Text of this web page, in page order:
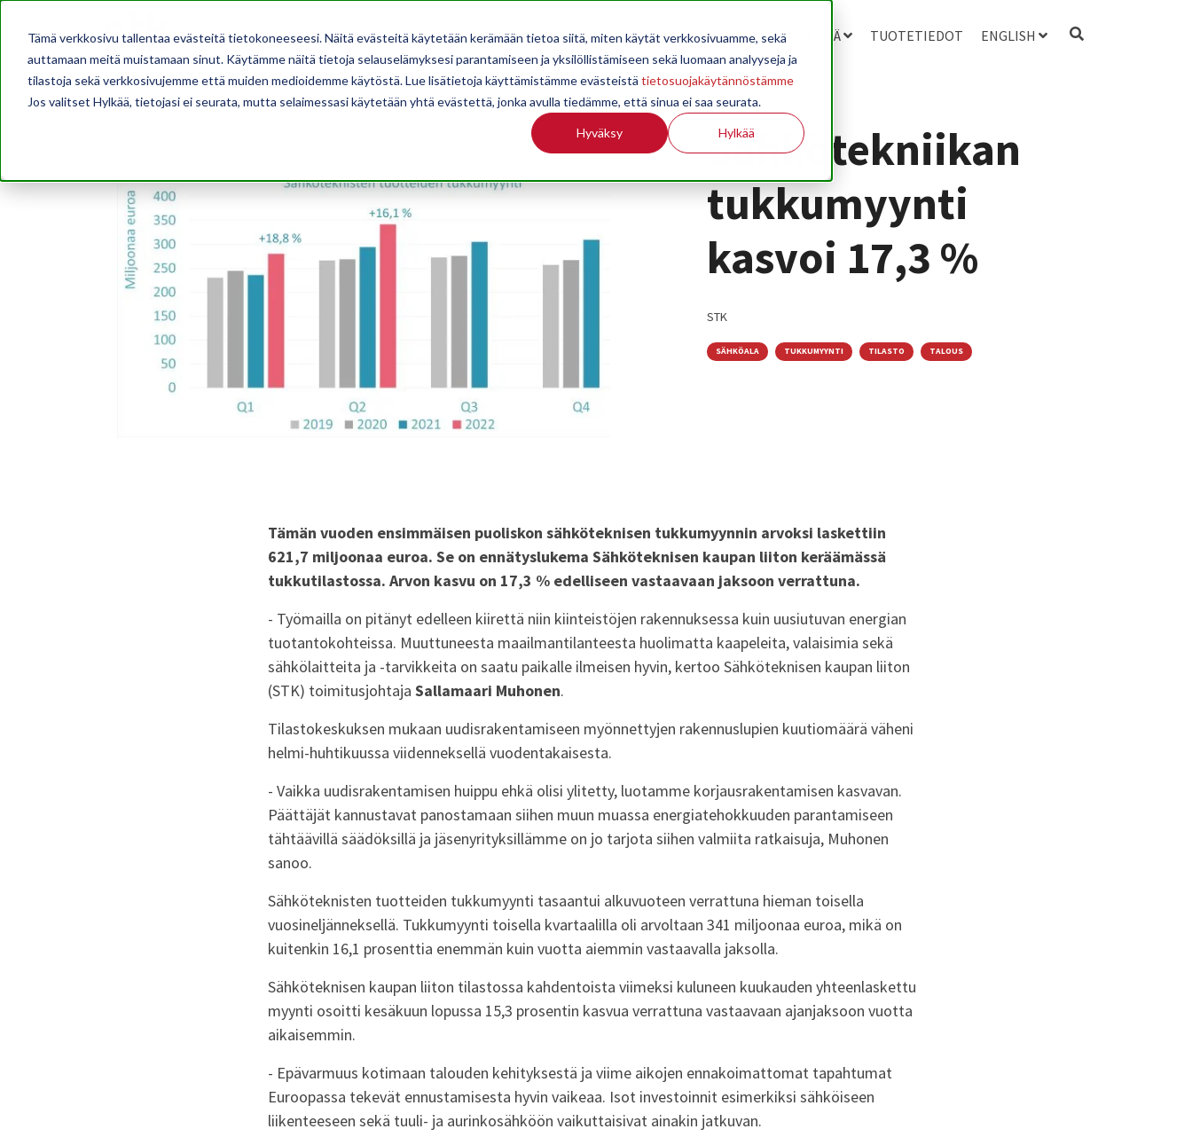
Tämä verkkosivu tallentaa evästeitä tietokoneeseesi. Näitä evästeitä käytetään kerämään tietoa siitä, miten käytät verkkosivuamme, sekä
auttamaan meitä muistamaan sinut. Käytämme näitä tietoja selauselämyksesi parantamiseen ja yksilöllistämiseen sekä luomaan analyyseja ja
tilastoja sekä verkkosivujemme että muiden medioidemme käytöstä. Lue lisätietoja käyttämistämme evästeistä tietosuojakäytännöstämme
Jos valitset Hylkää, tietojasi ei seurata, mutta selaimessasi käytetään yhtä evästettä, jonka avulla tiedämme, että sinua ei saa seurata.
Hyväksy Hylkää
AJANKOHTAISTA OPPILAITOKSILLE JÄSENYYS TILASTOINTI TIETOA MEISTÄ TUOTETIEDOT ENGLISH
Sähkötekniikan
tukkumyynti
kasvoi 17,3 %
STK
SÄHKÖALA TUKKUMYYNTI TILASTO TALOUS
Tämän vuoden ensimmäisen puoliskon sähköteknisen tukkumyynnin arvoksi laskettiin
621,7 miljoonaa euroa. Se on ennätyslukema Sähköteknisen kaupan liiton keräämässä
tukkutilastossa. Arvon kasvu on 17,3 % edelliseen vastaavaan jaksoon verrattuna.
- Työmailla on pitänyt edelleen kiirettä niin kiinteistöjen rakennuksessa kuin uusiutuvan energian
tuotantokohteissa. Muuttuneesta maailmantilanteesta huolimatta kaapeleita, valaisimia sekä
sähkölaitteita ja -tarvikkeita on saatu paikalle ilmeisen hyvin, kertoo Sähköteknisen kaupan liiton
(STK) toimitusjohtaja Sallamaari Muhonen.
Tilastokeskuksen mukaan uudisrakentamiseen myönnettyjen rakennuslupien kuutiomäärä väheni
helmi-huhtikuussa viidenneksellä vuodentakaisesta.
- Vaikka uudisrakentamisen huippu ehkä olisi ylitetty, luotamme korjausrakentamisen kasvavan.
Päättäjät kannustavat panostamaan siihen muun muassa energiatehokkuuden parantamiseen
tähtäävillä säädöksillä ja jäsenyrityksillämme on jo tarjota siihen valmiita ratkaisuja, Muhonen
sanoo.
Sähköteknisten tuotteiden tukkumyynti tasaantui alkuvuoteen verrattuna hieman toisella
vuosineljänneksellä. Tukkumyynti toisella kvartaalilla oli arvoltaan 341 miljoonaa euroa, mikä on
kuitenkin 16,1 prosenttia enemmän kuin vuotta aiemmin vastaavalla jaksolla.
Sähköteknisen kaupan liiton tilastossa kahdentoista viimeksi kuluneen kuukauden yhteenlaskettu
myynti osoitti kesäkuun lopussa 15,3 prosentin kasvua verrattuna vastaavaan ajanjaksoon vuotta
aikaisemmin.
- Epävarmuus kotimaan talouden kehityksestä ja viime aikojen ennakoimattomat tapahtumat
Euroopassa tekevät ennustamisesta hyvin vaikeaa. Isot investoinnit esimerkiksi sähköiseen
liikenteeseen sekä tuuli- ja aurinkosähköön vaikuttaisivat ainakin jatkuvan.